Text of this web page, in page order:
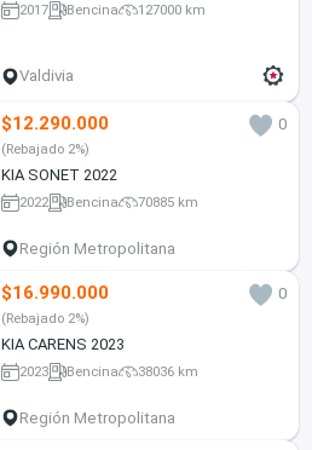
2017 Bencina 127000 km
Valdivia
$12.290.000 0
(Rebajado 2%)
KIA SONET 2022
2022 Bencina 70885 km
Región Metropolitana
$16.990.000 0
(Rebajado 2%)
KIA CARENS 2023
2023 Bencina 38036 km
Región Metropolitana